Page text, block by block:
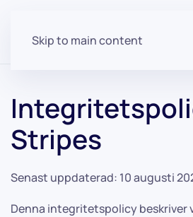
Skip to main content
Stripes
Senast uppdaterad: 10 augusti
Denna integritetspolicy beskriver